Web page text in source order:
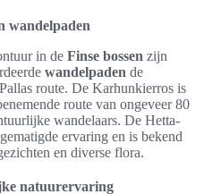
wandelpaden
in de Finse bossen zijn
wandelpaden de
route. De Karhunkierros is
route van ongeveer 80
wandelaars. De Hetta-
ervaring en is bekend
en diverse flora.
natuurervaring